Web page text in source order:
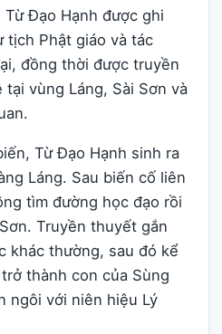
Đạo Hạnh được ghi
Phật giáo và tác
đồng thời được truyền
vùng Láng, Sài Sơn và
Từ Đạo Hạnh sinh ra
Láng. Sau biến cố liên
tìm đường học đạo rồi
Truyền thuyết gắn
khác thường, sau đó kể
thành con của Sùng
ngôi với niên hiệu Lý